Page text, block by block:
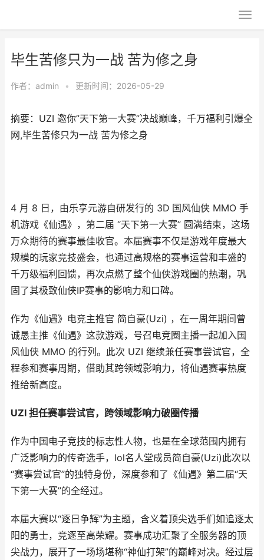
毕生苦修只为一战 苦为修之身
作者： admin • 更新时间：2026-05-29
摘要：UZI 邀你”天下第一大赛”决战巅峰，千万福利引爆全
网,毕生苦修只为一战 苦为修之身
4 月 8 日，由乐享元游自研发行的 3D 国风仙侠 MMO 手
机游戏《仙遇》，第二届 “天下第一大赛” 圆满结束，这场
万众期待的赛事最佳收官。本届赛事不仅是游戏年度最大
规模的玩家竞技盛会，也通过高规格的赛事运营和丰盛的
千万级福利回馈，再次点燃了整个仙侠游戏圈的热潮，巩
固了其极致仙侠IP赛事的影响力和口碑。
作为《仙遇》电竞主推官 简自豪(Uzi) ，在一周年期间曾
诚恳主推《仙遇》这款游戏，号召电竞圈主播一起加入国
风仙侠 MMO 的行列。此次 UZI 继续兼任赛事尝试官，全
程参和赛事周期，借助其跨领域影响力，将仙遇赛事热度
推给新高度。
UZI 担任赛事尝试官，跨领域影响力破圈传播
作为中国电子竞技的标志性人物，也是在全球范围内拥有
广泛影响力的传奇选手，lol名人堂成员简自豪(Uzi)此次以
“赛事尝试官”的独特身份，深度参和了《仙遇》第二届“天
下第一大赛”的全经过。
本届大赛以“逐日争辉”为主题，含义着顶尖选手们如追逐太
阳的勇士，竞逐至高荣耀。赛事成功汇聚了全服务器的顶
尖战力，展开了一场场堪称“神仙打架”的巅峰对决。经过层